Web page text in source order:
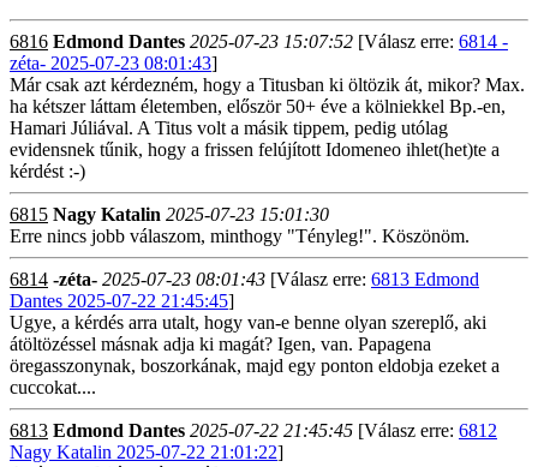
6816 Edmond Dantes 2025-07-23 15:07:52 [Válasz erre: 6814 -
zéta- 2025-07-23 08:01:43]
Már csak azt kérdezném, hogy a Titusban ki öltözik át, mikor? Max.
ha kétszer láttam életemben, először 50+ éve a kölniekkel Bp.-en,
Hamari Júliával. A Titus volt a másik tippem, pedig utólag
evidensnek tűnik, hogy a frissen felújított Idomeneo ihlet(het)te a
kérdést :-)
6815 Nagy Katalin 2025-07-23 15:01:30
Erre nincs jobb válaszom, minthogy "Tényleg!". Köszönöm.
6814 -zéta- 2025-07-23 08:01:43 [Válasz erre: 6813 Edmond
Dantes 2025-07-22 21:45:45]
Ugye, a kérdés arra utalt, hogy van-e benne olyan szereplő, aki
átöltözéssel másnak adja ki magát? Igen, van. Papagena
öregasszonynak, boszorkának, majd egy ponton eldobja ezeket a
cuccokat....
6813 Edmond Dantes 2025-07-22 21:45:45 [Válasz erre: 6812
Nagy Katalin 2025-07-22 21:01:22]